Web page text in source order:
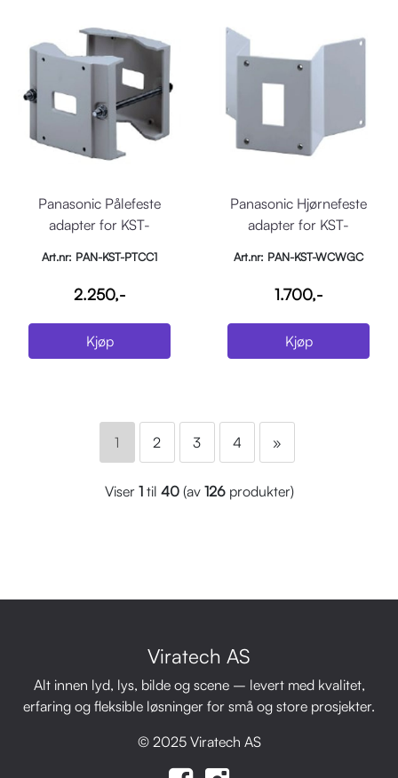
Panasonic Pålefeste
adapter for KST-
Art.nr: PAN-KST-PTCC1
2.250,-
Kjøp
Panasonic Hjørnefeste
adapter for KST-
Art.nr: PAN-KST-WCWGC
1.700,-
Kjøp
1 2 3 4 »
Viser 1til 40(av 126produkter)
Viratech AS
Alt innen lyd, lys, bilde og scene – levert med kvalitet,
erfaring og fleksible løsninger for små og store prosjekter.
© 2025 Viratech AS